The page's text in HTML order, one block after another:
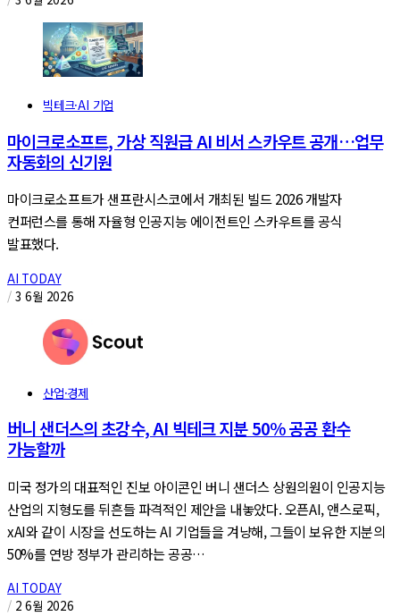
빅테크·AI 기업
마이크로소프트, 가상 직원급 AI 비서 스카우트 공개…업무
자동화의 신기원
마이크로소프트가 샌프란시스코에서 개최된 빌드 2026 개발자
컨퍼런스를 통해 자율형 인공지능 에이전트인 스카우트를 공식
발표했다.
AI TODAY
/ 3 6월 2026
산업·경제
버니 샌더스의 초강수, AI 빅테크 지분 50% 공공 환수
가능할까
미국 정가의 대표적인 진보 아이콘인 버니 샌더스 상원의원이 인공지능
산업의 지형도를 뒤흔들 파격적인 제안을 내놓았다. 오픈AI, 앤스로픽,
xAI와 같이 시장을 선도하는 AI 기업들을 겨냥해, 그들이 보유한 지분의
50%를 연방 정부가 관리하는 공공…
AI TODAY
/ 2 6월 2026